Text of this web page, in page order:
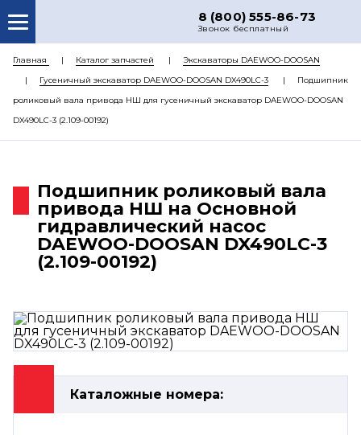
8 (800) 555-86-73
Звонок бесплатный
О НАС
КАТАЛОГ ЗАПЧАСТЕЙ
КОНТАКТЫ
Главная Каталог запчастей
Экскаваторы DAEWOO-DOOSAN
Гусеничный экскаватор DAEWOO-DOOSAN DX490LC-3
Подшипник
роликовый вала привода НШ для гусеничный экскаватор DAEWOO-DOOSAN
DX490LC-3 (2.109-00192)
Подшипник роликовый вала
привода НШ на Основной
гидравлический насос
DAEWOO-DOOSAN DX490LC-3
(2.109-00192)
Каталожные номера: